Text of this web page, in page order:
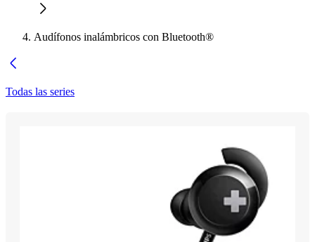
Audífonos inalámbricos con Bluetooth®
Todas las series